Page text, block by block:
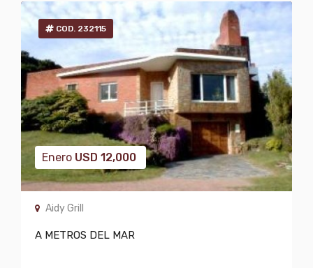
COD. 232115
Enero USD 12,000
Aidy Grill
A METROS DEL MAR